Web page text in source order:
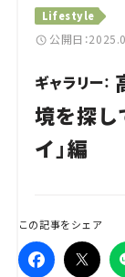
Lifestyle
公開日：
ギャラリー：
境を探し
イ」編
この記事をシェア
Cars
Traffic
Special